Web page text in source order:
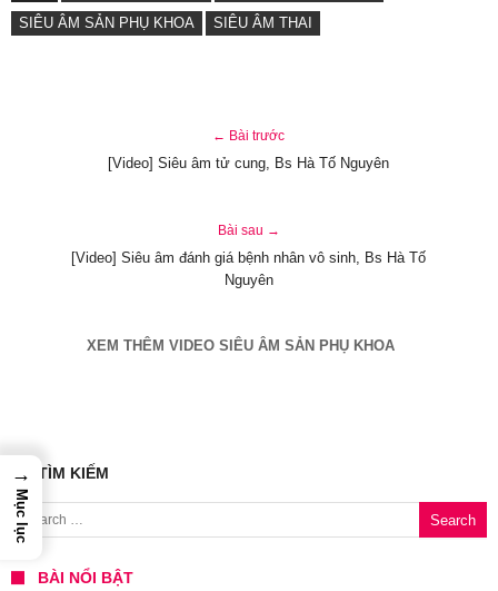
SIÊU ÂM SẢN PHỤ KHOA
SIÊU ÂM THAI
← Bài trước
[Video] Siêu âm tử cung, Bs Hà Tố Nguyên
Bài sau →
[Video] Siêu âm đánh giá bệnh nhân vô sinh, Bs Hà Tố
Nguyên
XEM THÊM VIDEO SIÊU ÂM SẢN PHỤ KHOA
TÌM KIẾM
Search for:
BÀI NỔI BẬT
→
Mục lục